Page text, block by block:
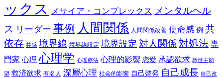
ックス
メサイア・コンプレックス メンタルヘル
ス リーダー 事例 人間関係 人間関係改善 使命感 例 共
依存 共感 境界線 境界線設定 境界設定 対人関係 対処法 専
門家 心理 心理学 心理療法 心理的影響 恋愛 承認欲求 救世主願
望 救済欲求 有名人 深層心理 社会的影響 自己啓発 自己成長 自己改